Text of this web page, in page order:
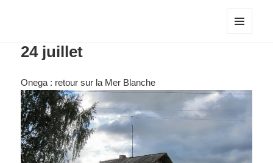
24 juillet
Onega : retour sur la Mer Blanche